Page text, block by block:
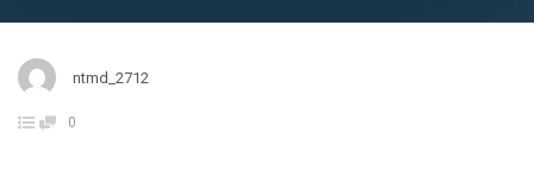
ntmd_2712
0